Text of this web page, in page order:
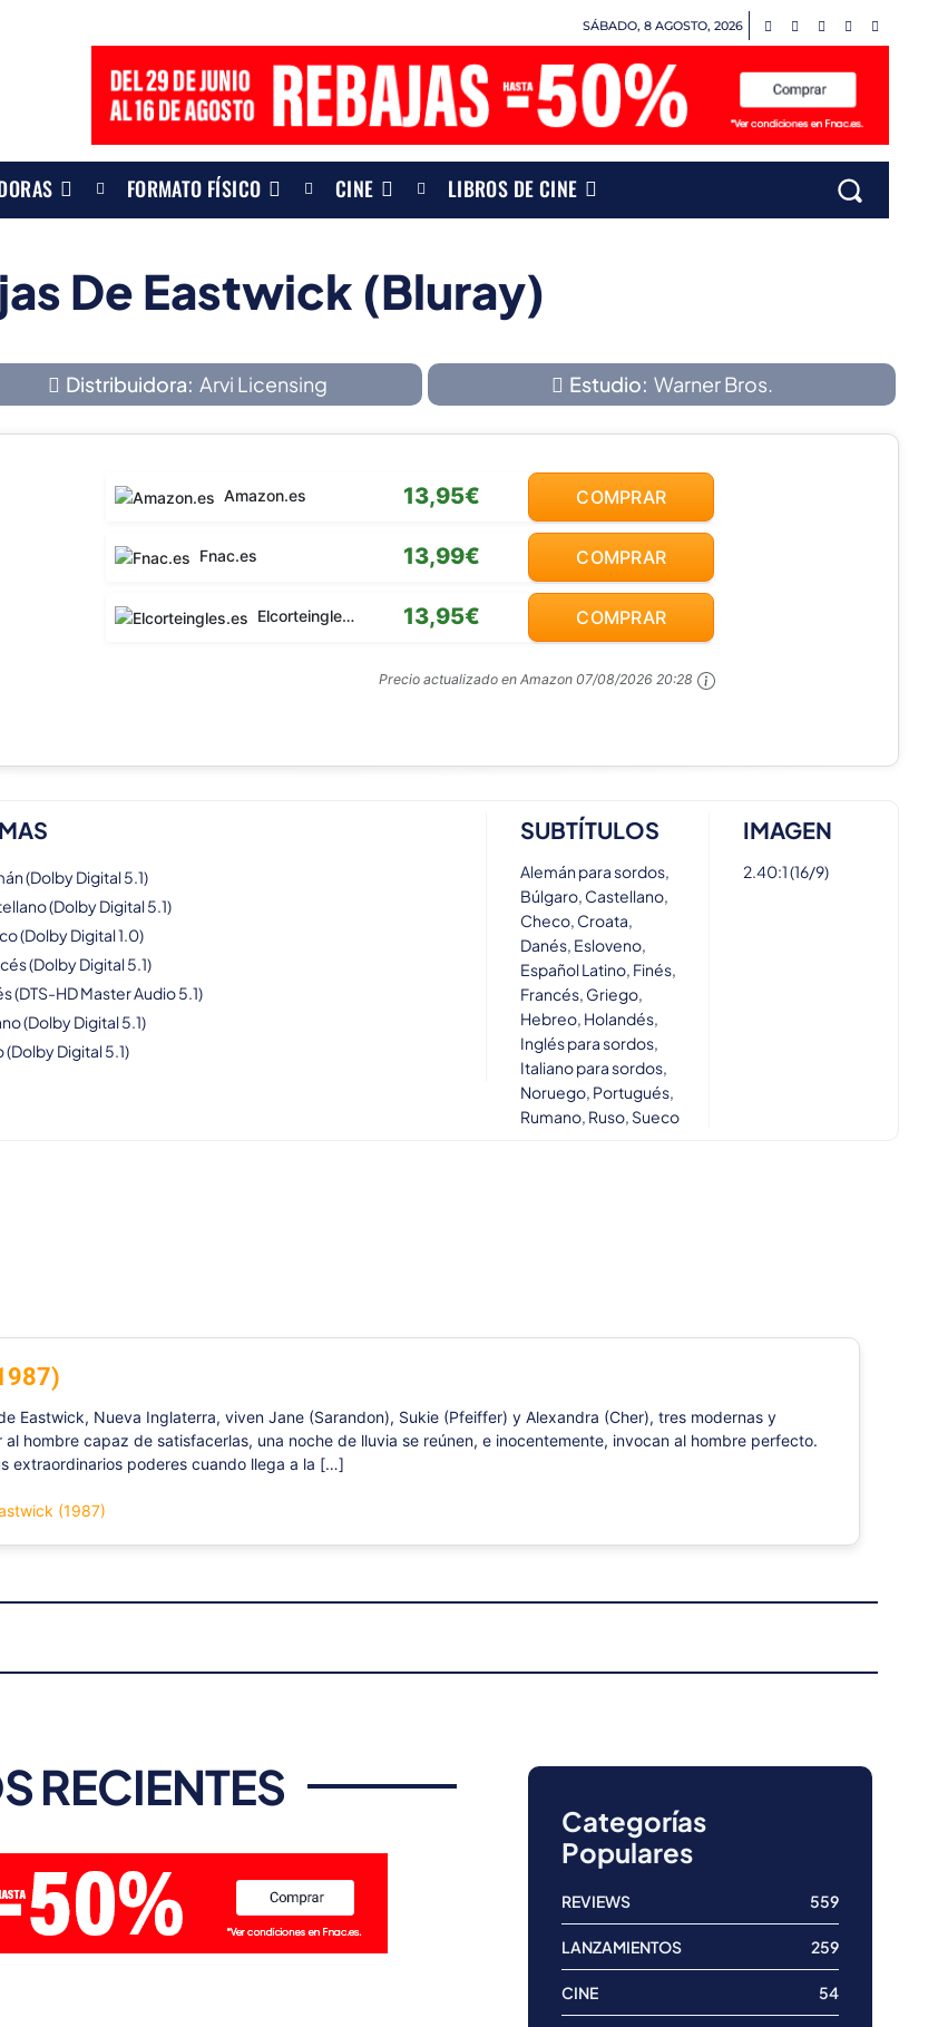
SÁBADO, 8 AGOSTO, 2026
FORMATO FÍSICO CINE LIBROS DE CINE
De Eastwick (Bluray)
Distribuidora: Arvi Licensing Estudio: Warner Bros.
Amazon.es 13,95€ COMPRAR
Fnac.es 13,99€ COMPRAR
Elcorteingles.es 13,95€ COMPRAR
Precio actualizado en Amazon 07/08/2026 20:28
(Dolby Digital 5.1)
(Dolby Digital 5.1)
(Dolby Digital 1.0)
(Dolby Digital 5.1)
(DTS-HD Master Audio 5.1)
(Dolby Digital 5.1)
(Dolby Digital 5.1)
SUBTÍTULOS
Alemán para sordos,
Búlgaro, Castellano,
Checo, Croata,
Danés, Esloveno,
Español Latino, Finés,
Francés, Griego,
Hebreo, Holandés,
Inglés para sordos,
Italiano para sordos,
Noruego, Portugués,
Rumano, Ruso, Sueco
IMAGEN
2.40:1 (16/9)
Eastwick, Nueva Inglaterra, viven Jane (Sarandon), Sukie (Pfeiffer) y Alexandra (Cher), tres modernas y
hombre capaz de satisfacerlas, una noche de lluvia se reúnen, e inocentemente, invocan al hombre perfecto.
extraordinarios poderes cuando llega a la […]
(1987)
RECIENTES
Categorías
Populares
REVIEWS 559
LANZAMIENTOS 259
CINE 54